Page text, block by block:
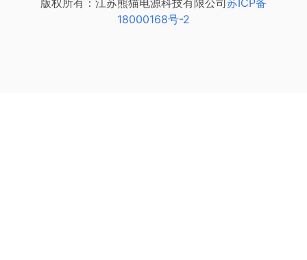
版权所有：江苏熊猫电源科技有限公司 苏ICP备
18000168号-2